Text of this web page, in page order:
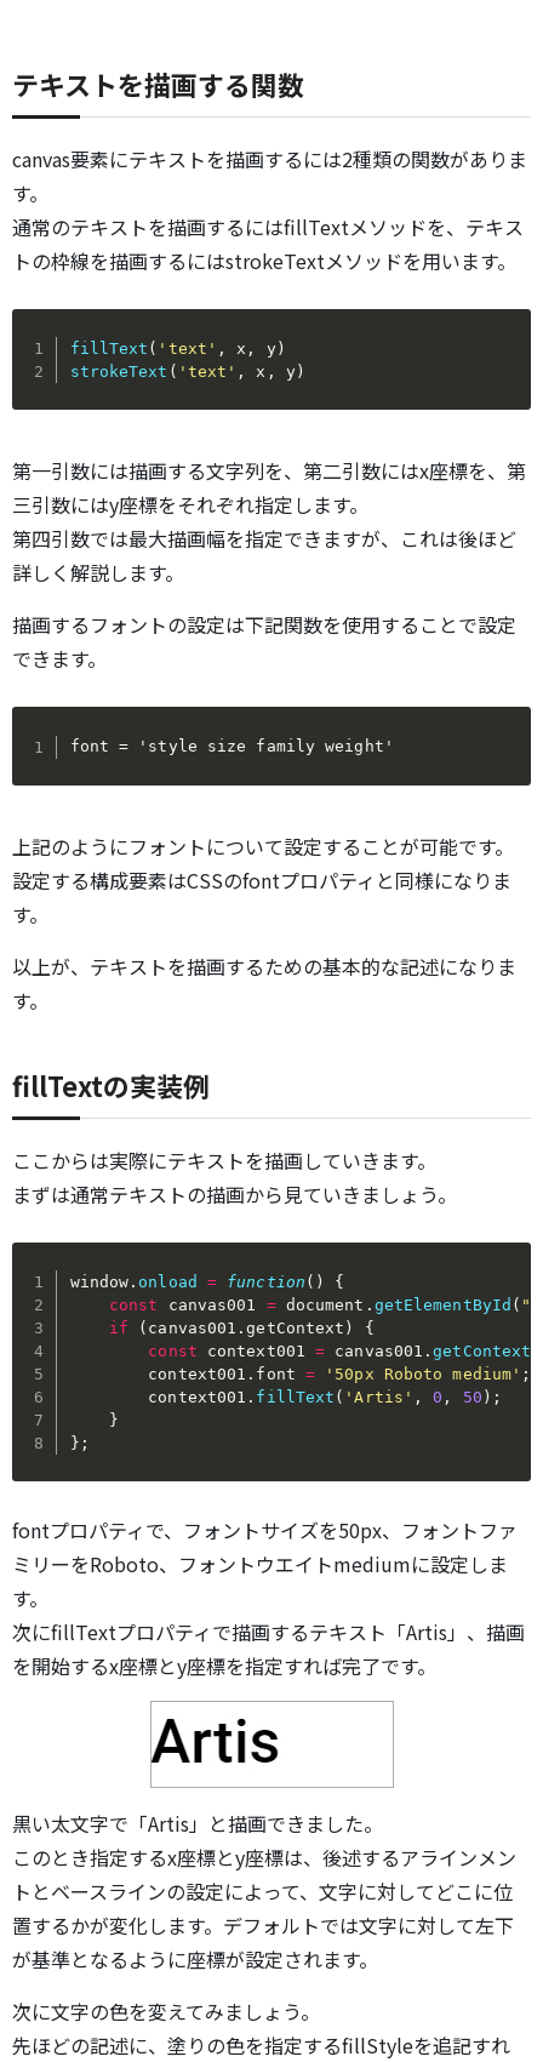
テキストを描画する関数
canvas要素にテキストを描画するには2種類の関数がありま
す。
通常のテキストを描画するにはfillTextメソッドを、テキス
トの枠線を描画するにはstrokeTextメソッドを用います。
fillText ( 'text' , x , y)
strokeText ( 'text' , x , y)
第一引数には描画する文字列を、第二引数にはx座標を、第
三引数にはy座標をそれぞれ指定します。
第四引数では最大描画幅を指定できますが、これは後ほど
詳しく解説します。
描画するフォントの設定は下記関数を使用することで設定
できます。
font = 'style size family weight'
上記のようにフォントについて設定することが可能です。
設定する構成要素はCSSのfontプロパティと同様になりま
す。
以上が、テキストを描画するための基本的な記述になりま
す。
fillTextの実装例
ここからは実際にテキストを描画していきます。
まずは通常テキストの描画から見ていきましょう。
window . onload = function ( )
{
const canvas001 = document . getElementById (
if
( canvas001 .getContext )
{
const context001 = canvas001 .getContext
        context001
. font = '50px Roboto medium' ;
        context001
. fillText ( 'Artis' , 0 , 50 ) ;
}
} ;
fontプロパティで、フォントサイズを50px、フォントファ
ミリーをRoboto、フォントウエイトmediumに設定しま
す。
次にfillTextプロパティで描画するテキスト「Artis」、描画
を開始するx座標とy座標を指定すれば完了です。
黒い太文字で「Artis」と描画できました。
このとき指定するx座標とy座標は、後述するアラインメン
トとベースラインの設定によって、文字に対してどこに位
置するかが変化します。デフォルトでは文字に対して左下
が基準となるように座標が設定されます。
次に文字の色を変えてみましょう。
先ほどの記述に、塗りの色を指定するfillStyleを追記すれ